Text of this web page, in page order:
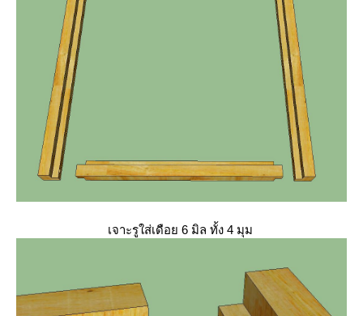
เจาะรูใส่เดือย 6 มิล ทั้ง 4 มุม